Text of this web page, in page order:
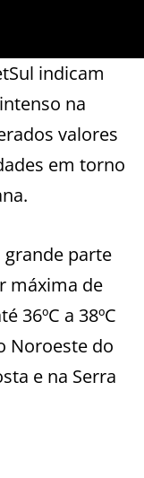
indicam
na
valores
em torno
grande parte
máxima de
36ºC a 38ºC
Noroeste do
e na Serra